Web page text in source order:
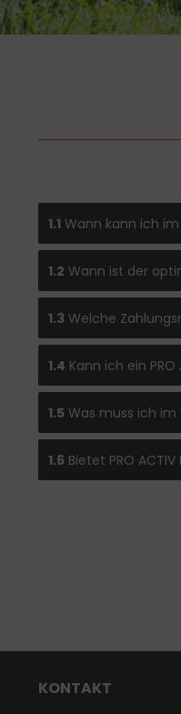
1.1Wann kann ich
1.2 Wann ist der
1.3 Welche
1.4 Kann ich ein
1.5 Was muss ich im
1.6 Bietet PRO
KONTAKT